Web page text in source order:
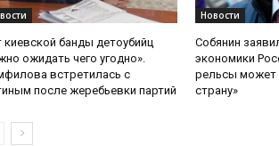
киевской банды детоубийц
ожидать чего угодно».
встретилась с
после жеребьевки партий
Новости
Собянин
экономики
рельсы может
страну»